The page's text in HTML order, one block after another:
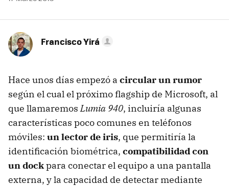
Francisco Yirá
Hace unos días empezó a circular un rumor
según el cual el próximo flagship de Microsoft, al
que llamaremosLumia 940, incluiría algunas
características poco comunes en teléfonos
móviles: un lector de iris, que permitiría la
identificación biométrica, compatibilidad con
un dockpara conectar el equipo a una pantalla
externa, y la capacidad de detectar mediante